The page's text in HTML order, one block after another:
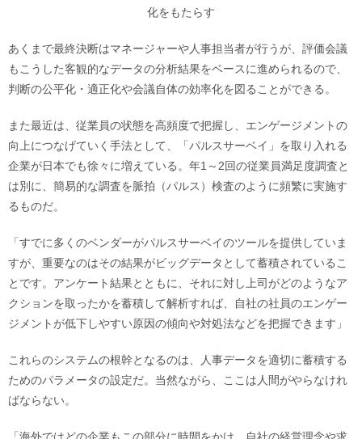
化をもたらす
あくまで最終決断はマネージャーや人事担当者が行うが、評価会議
もこうした客観的なデータの分析結果をベースに進められるので、
判断の公平化・適正化や会議自体の効率化を図ることができる。
また最近は、従業員の状態を高頻度で把握し、エンゲージメントの
向上につなげていく手法として、「パルスサーベイ」を取り入れる
企業が日本でも徐々に増えている。年1～2回の従業員満足度調査と
は別に、簡易的な調査を脈拍（パルス）検査のように頻繁に実施す
るものだ。
「すでに多くのベンダーがパルスサーベイのツールを提供していま
すが、重要なのはその結果がビッグデータとして蓄積されているこ
とです。アンケート結果とともに、それに対し上司がどのようなア
クションを取ったかを蓄積して解析すれば、自社の社員のエンゲー
ジメントが低下しやすい原因の傾向や対処法などを把握できます」
これらのシステムの根幹となるのは、人事データを適切に蓄積する
ためのパラメータの設定だ。当然ながら、ここは人間がやらなけれ
ばならない。